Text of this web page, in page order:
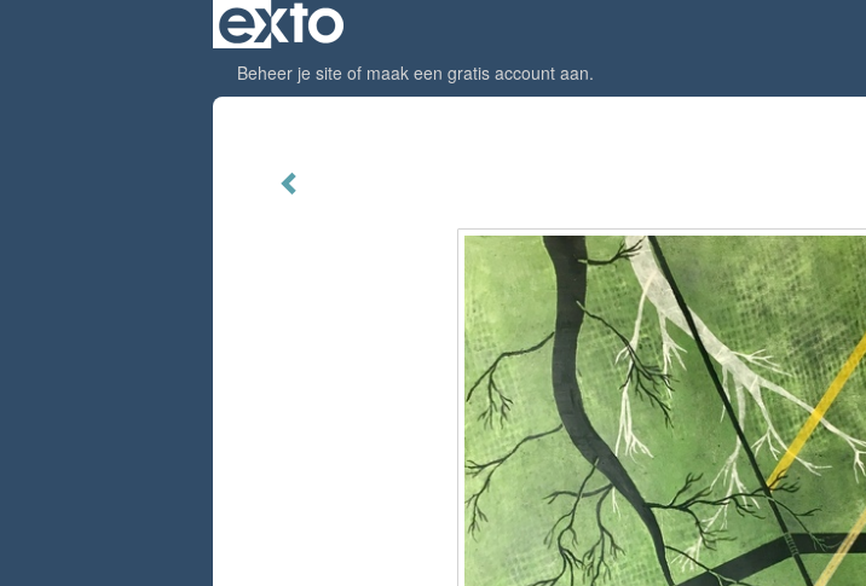
Beheer je site of maak een gratis account aan.